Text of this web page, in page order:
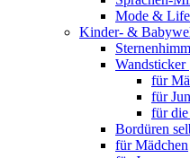
Mode &
Kinder- &
Wandsticker
für
für
für
Bordüren
für Mädchen